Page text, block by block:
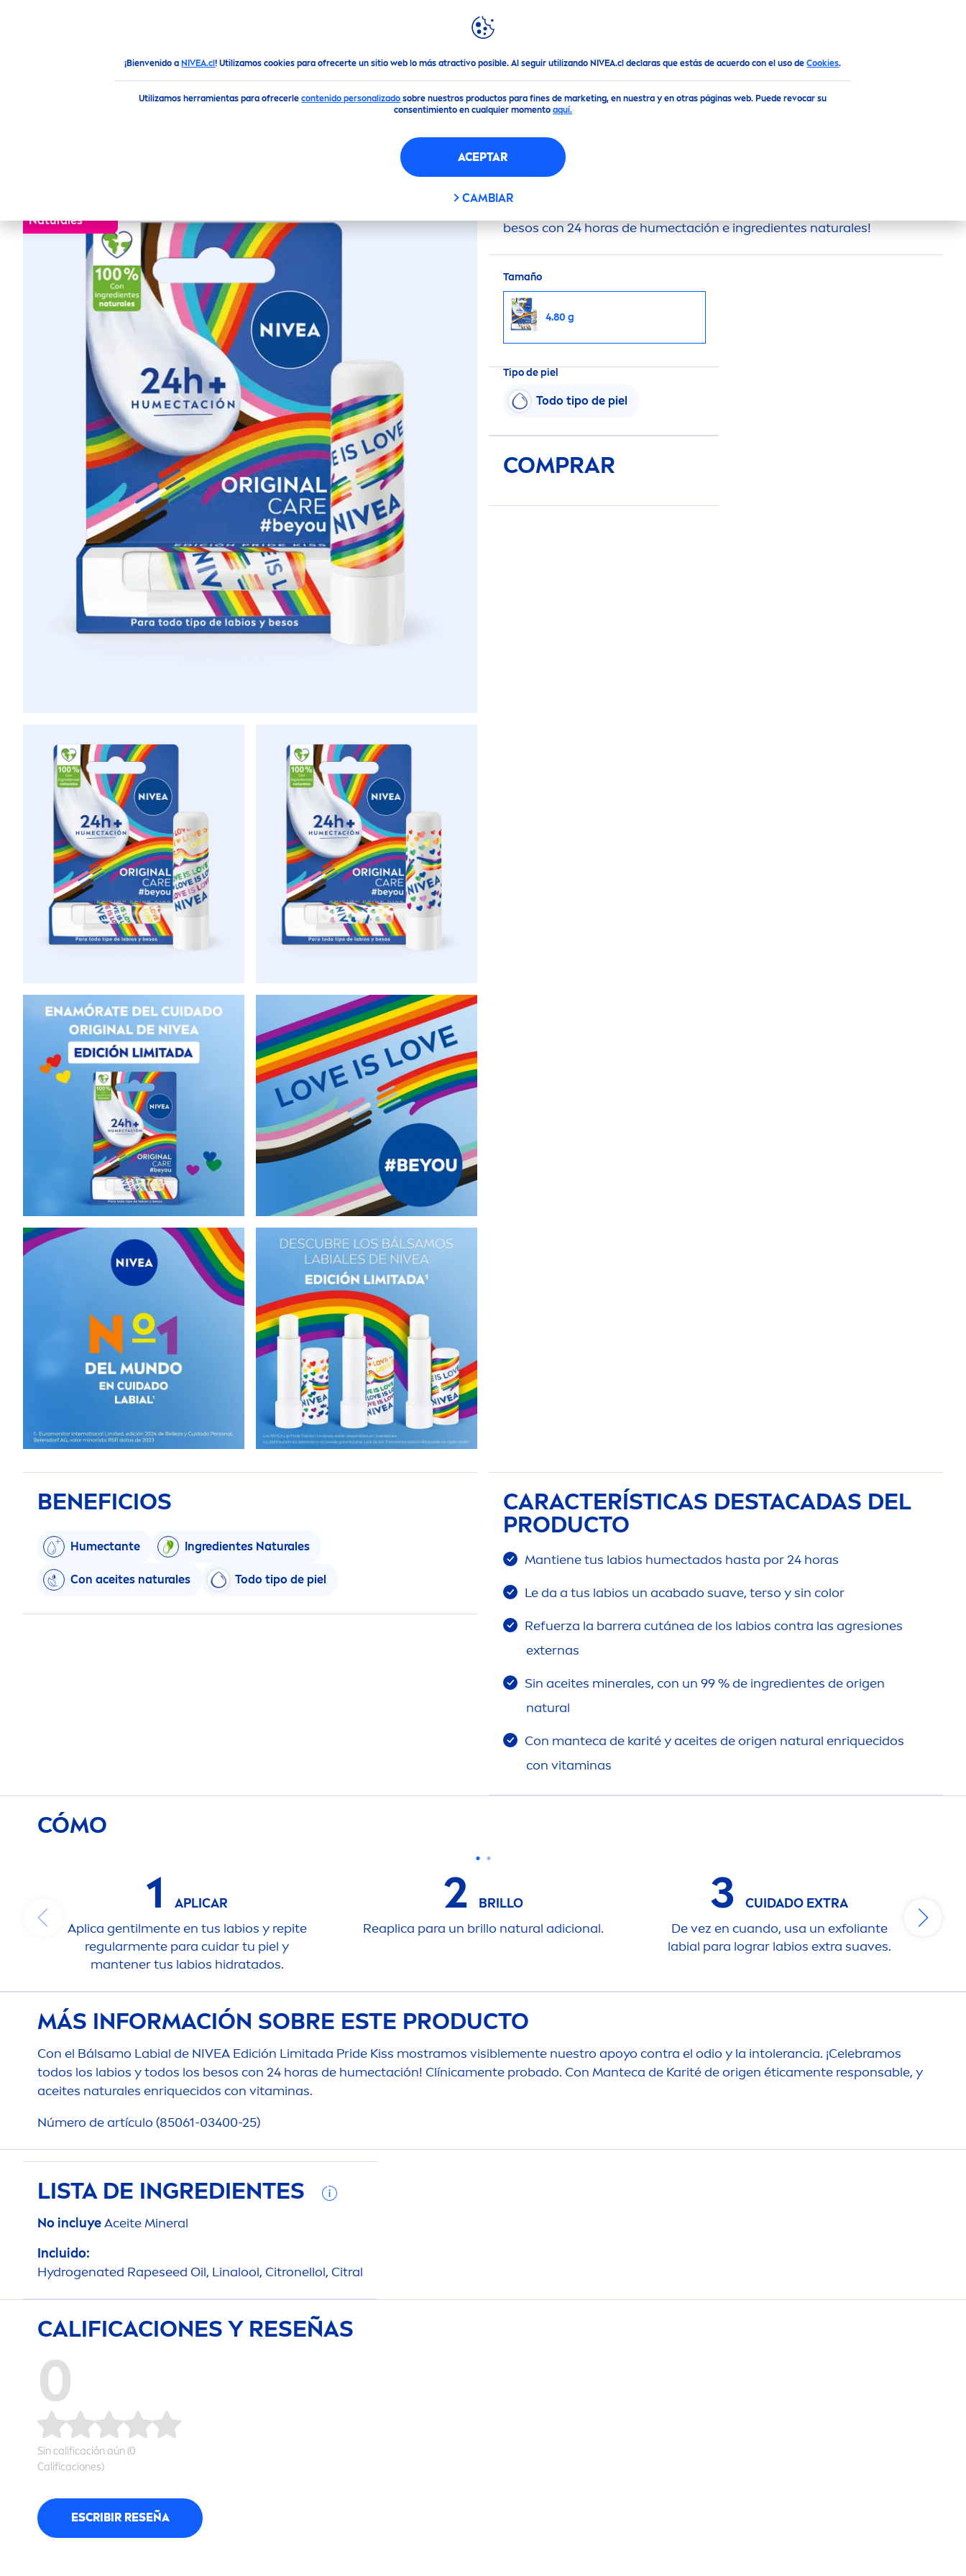
¡Bienvenido a NIVEA.cl! Utilizamos cookies para ofrecerte un sitio web lo más atractivo posible. Al seguir utilizando NIVEA.cl declaras que estás de acuerdo con el uso deCookies.
Utilizamos herramientas para ofrecerlecontenido personalizado sobre nuestros productos para fines de marketing, en nuestra y en otras páginas web. Puede revocar su
consentimiento en cualquier momento aquí.
ACEPTAR
CAMBIAR
CUIDADO CORPORAL
Facial Cuidado Labial Bálsamo Labial NIVEABálsamo Labial Edición LimitadaPrideKiss
(0)
BÁLSAMO LABIAL EDICIÓN LIMITADA
Naturales
besos con 24 horas de humectación e ingredientesnaturales!
Tamaño
4.80 g
Tipo de piel
Todo tipo de piel
COMPRAR
BENEFICIOS
Humectante Ingredientes Naturales
Con aceites naturales Todo tipo de piel
CARACTERÍSTICAS DESTACADAS DEL
PRODUCTO
Mantiene tus labios humectados hasta por 24 horas
Le da a tus labios un acabado suave, terso y sin color
Refuerza la barrera cutánea de los labios contra las agresiones
externas
Sin aceites minerales, con un 99 % de ingredientes de origen
natural
Con manteca de karité y aceites de origen natural enriquecidos
con vitaminas
CÓMO
1
APLICAR
Aplica gentilmente en tus labios y repite
regularmente para cuidar tu piel y
mantener tus labios hidratados.
2
BRILLO
Reaplica para un brillo natural adicional.
3
CUIDADO EXTRA
De vez en cuando, usa un exfoliante
labial para lograr labios extra suaves.
MÁS INFORMACIÓN SOBRE ESTE PRODUCTO
Con el Bálsamo Labial de NIVEA Edición Limitada Pride Kiss mostramos visiblemente nuestro apoyo contra el odio y la intolerancia. ¡Celebramos
todos los labios y todos los besos con 24 horas de humectación! Clínicamente probado. Con Manteca de Karité de origen éticamente responsable, y
aceites naturales enriquecidos con vitaminas.
Número de artículo (85061-03400-25)
LISTA DE INGREDIENTES
No incluyeAceite Mineral
Incluido:
Hydrogenated Rapeseed Oil, Linalool, Citronellol, Citral
CALIFICACIONES Y RESEÑAS
0
Sin calificación aún (0
Calificaciones)
ESCRIBIR RESEÑA